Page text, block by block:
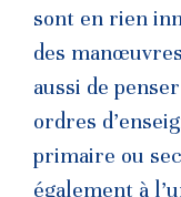
sont en rien
des
aussi de
ordres
primaire ou
également à